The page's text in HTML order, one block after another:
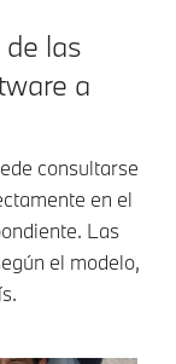
las
a
consultarse
en el
Las
el modelo,